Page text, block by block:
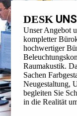
DESK
Unser Angebot
kompletter
hochwertiger
Raumakustik.
Sachen
Neugestaltung,
begleiten Sie
in die Realität